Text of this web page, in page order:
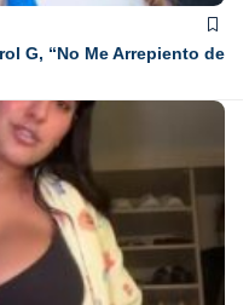
G, “No Me Arrepiento de